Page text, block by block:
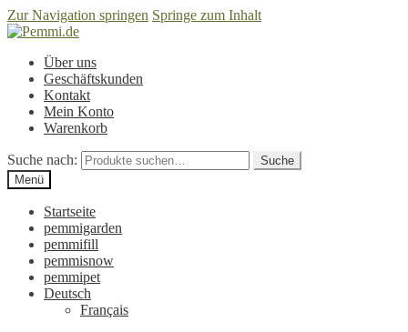
Zur Navigation springen Springe zum Inhalt
Über uns
Geschäftskunden
Kontakt
Mein Konto
Warenkorb
Suche nach:
Suche
Menü
Startseite
pemmigarden
pemmifill
pemmisnow
pemmipet
Deutsch
Français